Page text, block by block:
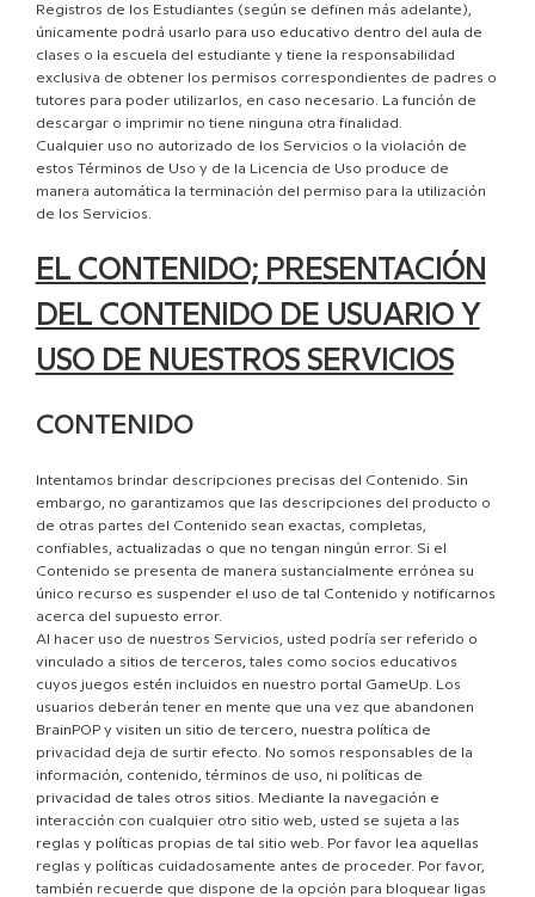
Registros de los Estudiantes (según se definen más adelante),
únicamente podrá usarlo para uso educativo dentro del aula de
clases o la escuela del estudiante y tiene la responsabilidad
exclusiva de obtener los permisos correspondientes de padres o
tutores para poder utilizarlos, en caso necesario. La función de
descargar o imprimir no tiene ninguna otra finalidad.
Cualquier uso no autorizado de los Servicios o la violación de
estos Términos de Uso y de la Licencia de Uso produce de
manera automática la terminación del permiso para la utilización
de los Servicios.
EL CONTENIDO; PRESENTACIÓN
DEL CONTENIDO DE USUARIO Y
USO DE NUESTROS SERVICIOS
CONTENIDO
Intentamos brindar descripciones precisas del Contenido. Sin
embargo, no garantizamos que las descripciones del producto o
de otras partes del Contenido sean exactas, completas,
confiables, actualizadas o que no tengan ningún error. Si el
Contenido se presenta de manera sustancialmente errónea su
único recurso es suspender el uso de tal Contenido y notificarnos
acerca del supuesto error.
Al hacer uso de nuestros Servicios, usted podría ser referido o
vinculado a sitios de terceros, tales como socios educativos
cuyos juegos estén incluidos en nuestro portal GameUp. Los
usuarios deberán tener en mente que una vez que abandonen
BrainPOP y visiten un sitio de tercero, nuestra política de
privacidad deja de surtir efecto. No somos responsables de la
información, contenido, términos de uso, ni políticas de
privacidad de tales otros sitios. Mediante la navegación e
interacción con cualquier otro sitio web, usted se sujeta a las
reglas y políticas propias de tal sitio web. Por favor lea aquellas
reglas y políticas cuidadosamente antes de proceder. Por favor,
también recuerde que dispone de la opción para bloquear ligas